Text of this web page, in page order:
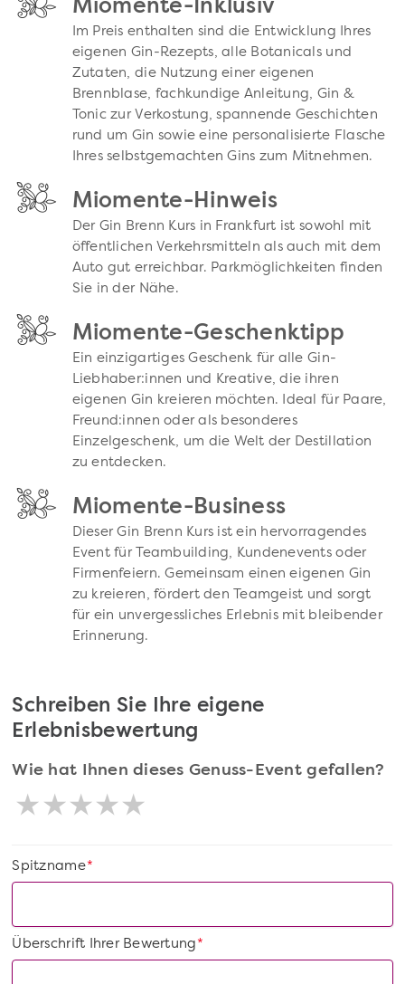
Miomente-Inklusiv
Im Preis enthalten sind die Entwicklung Ihres
eigenen Gin-Rezepts, alle Botanicals und
Zutaten, die Nutzung einer eigenen
Brennblase, fachkundige Anleitung, Gin &
Tonic zur Verkostung, spannende Geschichten
rund um Gin sowie eine personalisierte Flasche
Ihres selbstgemachten Gins zum Mitnehmen.
Miomente-Hinweis
Der Gin Brenn Kurs in Frankfurt ist sowohl mit
öffentlichen Verkehrsmitteln als auch mit dem
Auto gut erreichbar. Parkmöglichkeiten finden
Sie in der Nähe.
Miomente-Geschenktipp
Ein einzigartiges Geschenk für alle Gin-
Liebhaber:innen und Kreative, die ihren
eigenen Gin kreieren möchten. Ideal für Paare,
Freund:innen oder als besonderes
Einzelgeschenk, um die Welt der Destillation
zu entdecken.
Miomente-Business
Dieser Gin Brenn Kurs ist ein hervorragendes
Event für Teambuilding, Kundenevents oder
Firmenfeiern. Gemeinsam einen eigenen Gin
zu kreieren, fördert den Teamgeist und sorgt
für ein unvergessliches Erlebnis mit bleibender
Erinnerung.
Schreiben Sie Ihre eigene
Erlebnisbewertung
Wie hat Ihnen dieses Genuss-Event gefallen?
*
Spitzname
*
Überschrift Ihrer Bewertung